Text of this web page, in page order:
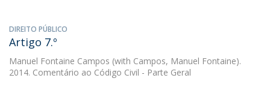
DIREITO PÚBLICO
Artigo 7.º
Manuel Fontaine Campos (with Campos, Manuel Fontaine).
2014. Comentário ao Código Civil - Parte Geral